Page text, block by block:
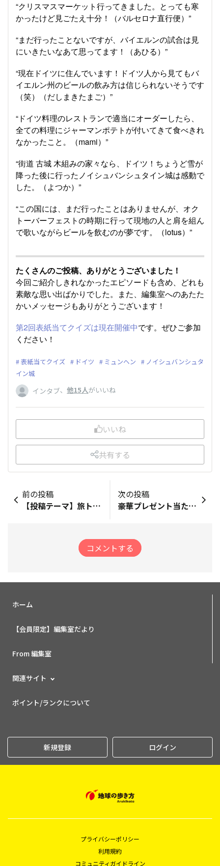
“クリスマスマーケット行ってきました。とっても寒
かったけど見ごたえ十分！（バルセロナ直行便）”
“まだ行ったことないですが、バイエルンの試合は見
にいきたいなあて思ってます！（あひる）”
“現在ドイツに住んでいます！ドイツ人から見てもバ
イエルン州のビールの飲み方は信じられないそうです
（笑）（だしまきたまご）”
“ドイツ料理のレストランで適当にオーダーしたら、
全ての料理にジャーマンポテトが付いてきて食べきれ
なかったこと。（mami）”
“街道 古城 木組みの家々なら、ドイツ！ちょうど雪が
降った後に行ったノイシュバンシュタイン城は感動で
した。（よつか）”
“この国には、まだ行ったことはありませんが、オク
トーバーフェストの時期に行って現地の人と肩を組ん
で歌いながらビールを飲むのが夢です。（lotus）”
たくさんのご投稿、ありがとうございました！
今回ご紹介しきれなかったエピソードも含め、どれも
素敵な思い出ばかりでした。また、編集室へのあたた
かいメッセージもありがとうございます！
第2回表紙当てクイズは現在開催中です。ぜひご参加
ください！
表紙当てクイズ ドイツ ミュンヘン
ノイシュバンシュタ
イン城
インタブ、 他15人がいいね
いいね
共有する
前の投稿
【投稿テーマ】旅トーク「旅のトラブル＆失敗談」／旅フォト「旅人におすすめしたい絶景」（※4月14日まで）
次の投稿
豪華プレゼント当たる！「行ってよかった世界遺産」を大募集
コメントする
ホーム
【会員限定】編集室だより
From 編集室
関連サイト
ポイント/ランクについて
新規登録 ログイン
プライバシーポリシー
利用規約
コミュニティガイドライン